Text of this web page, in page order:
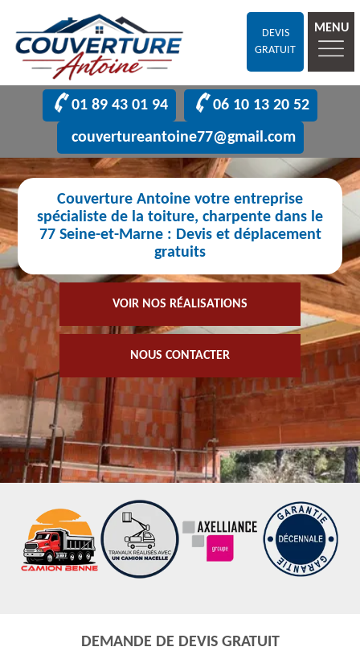
DEVIS
GRATUIT
MENU
01 89 43 01 94
06 10 13 20 52
couvertureantoine77@gmail.com
Couverture Antoine votre entreprise
spécialiste de la toiture, charpente dans le
77 Seine-et-Marne : Devis et déplacement
gratuits
VOIR NOS RÉALISATIONS
NOUS CONTACTER
DEMANDE DE DEVIS GRATUIT